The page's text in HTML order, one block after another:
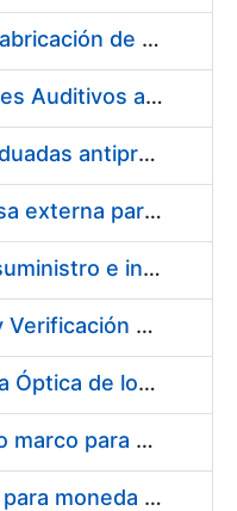
Acuerdo marco para la fabricación de piezas
Suministro de Protectores Auditivos a medida para las personas trabajadoras de los Centros de Trabajo de Madrid y Burgos
Suministro de gafas graduadas antiproyecciones para los trabajadores de la FNMT-RCM en los centros de trabajo de Madrid y Burgos
Servicios de una empresa externa para el asesoramiento y resolución de los recursos de alzada que se presentan relacionados con procesos de selección para la FNMT-RCM
Acuerdo marco para el suministro e instalación de persianas, estores y otros complementos
Servicio de Calibración y Verificación Externa de los Equipos de Medición del Servicio de Prevención de la FNMT-RCM
Conexión mediante Fibra Óptica de los Centros de Proceso de Datos (CPDs) de las sedes de la FNMT-RCM de Burgos y Madrid
Contratación de acuerdo marco para el Suministro de Material de Electricidad para la Fábrica Nacional de Moneda y Timbre-Real Casa de la Moneda en su centro de trabajo de Burgos
Suministro de estuches para moneda de 30 €